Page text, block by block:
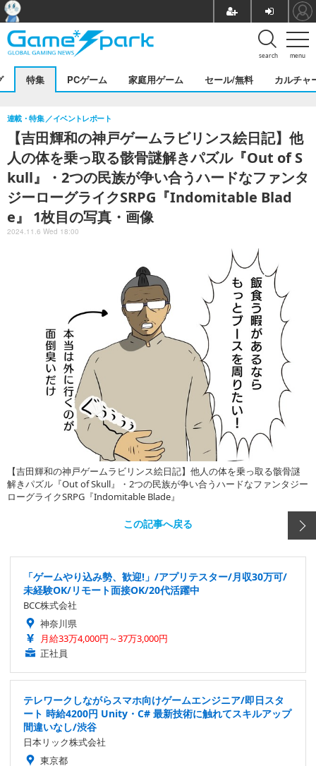
menu
search
特集 PCゲーム 家庭用ゲーム セール/無料 カルチャ
【吉田輝和の神戸ゲームラビリンス絵日記】他
人の体を乗っ取る骸骨謎解きパズル『Out of S
kull』・2つの民族が争い合うハードなファンタ
ジーローグライクSRPG『Indomitable Blad
e』 1枚目の写真・画像
連載・特集 イベントレポート
2024.11.6 Wed 18:00
【吉田輝和の神戸ゲームラビリンス絵日記】他人の体を乗っ取る骸骨謎
解きパズル『Out of Skull』・2つの民族が争い合うハードなファンタジー
ローグライクSRPG『Indomitable Blade』
この記事へ戻る
「ゲームやり込み勢、歓迎!」/アプリテスター/月収30万可/
未経験OK/リモート面接OK/20代活躍中
BCC株式会社
神奈川県
月給33万4,000円～37万3,000円
正社員
テレワークしながらスマホ向けゲームエンジニア/即日スタ
ート 時給4200円 Unity・C# 最新技術に触れてスキルアップ
間違いなし/渋谷
日本リック株式会社
東京都